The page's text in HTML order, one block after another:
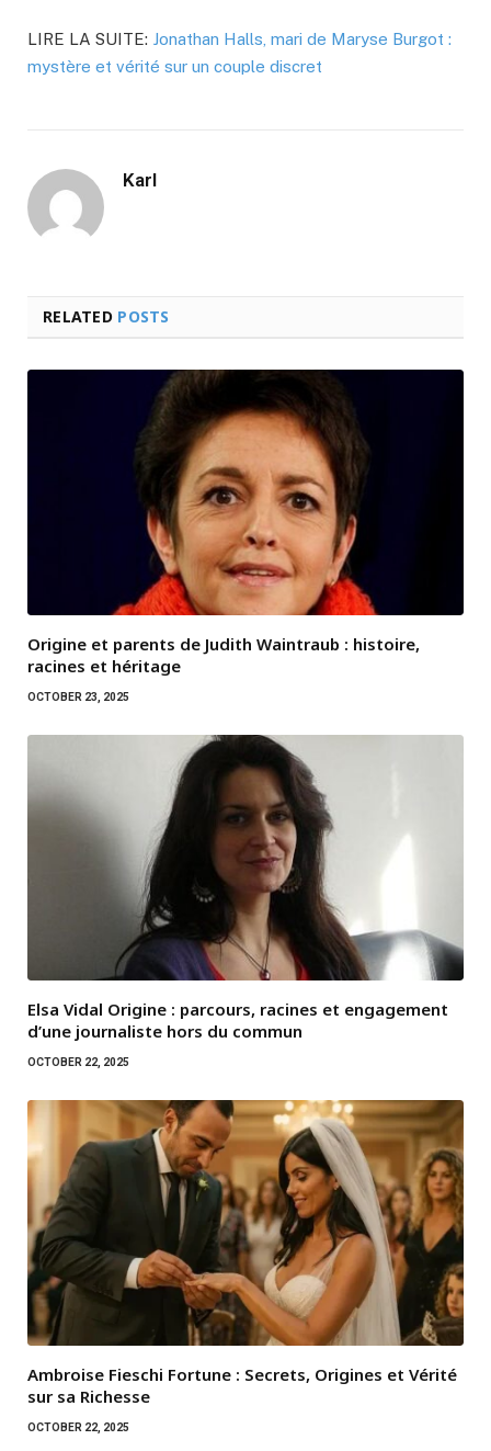
LIRE LA SUITE: Jonathan Halls, mari de Maryse Burgot :
mystère et vérité sur un couple discret
Karl
RELATED POSTS
Origine et parents de Judith Waintraub : histoire,
racines et héritage
OCTOBER 23, 2025
Elsa Vidal Origine : parcours, racines et engagement
d’une journaliste hors du commun
OCTOBER 22, 2025
Ambroise Fieschi Fortune : Secrets, Origines et Vérité
sur sa Richesse
OCTOBER 22, 2025